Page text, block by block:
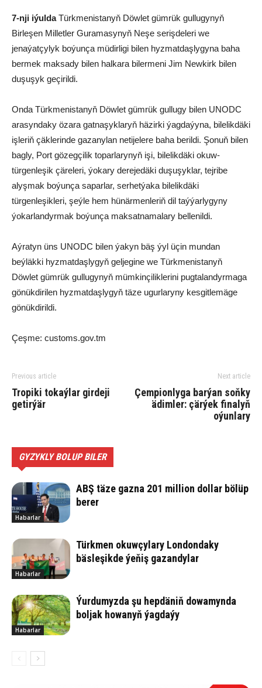
7-nji iýuldaTürkmenistanyň Döwlet gümrük gullugynyň
Birleşen Milletler Guramasynyň Neşe serişdeleri we
jenaýatçylyk boýunça müdirligi bilen hyzmatdaşlygyna baha
bermek maksady bilen halkara bilermeni Jim Newkirk bilen
duşuşyk geçirildi.
Onda Türkmenistanyň Döwlet gümrük gullugy bilen UNODC
arasyndaky özara gatnaşyklaryň häzirki ýagdaýyna, bilelikdäki
işleriň çäklerinde gazanylan netijelere baha berildi. Şonuň bilen
bagly, Port gözegçilik toparlarynyň işi, bilelikdäki okuw-
türgenleşik çäreleri, ýokary derejedäki duşuşyklar, tejribe
alyşmak boýunça saparlar, serhetýaka bilelikdäki
türgenleşikleri, şeýle hem hünärmenleriň dil taýýarlygyny
ýokarlandyrmak boýunça maksatnamalary bellenildi.
Aýratyn üns UNODC bilen ýakyn bäş ýyl üçin mundan
beýläkki hyzmatdaşlygyň geljegine we Türkmenistanyň
Döwlet gümrük gullugynyň mümkinçiliklerini pugtalandyrmaga
gönükdirilen hyzmatdaşlygyň täze ugurlaryny kesgitlemäge
gönükdirildi.
Çeşme: customs.gov.tm
Previous article
Tropiki tokaýlar girdeji
getirýär
Next article
Çempionlyga barýan soňky
ädimler: çärýek finalyň
oýunlary
GYZYKLY BOLUP BILER
Habarlar
ABŞ täze gazna 201 million dollar bölüp
berer
Habarlar
Türkmen okuwçylary Londondaky
bäsleşikde ýeňiş gazandylar
Habarlar
Ýurdumyzda şu hepdäniň dowamynda
boljak howanyň ýagdaýy